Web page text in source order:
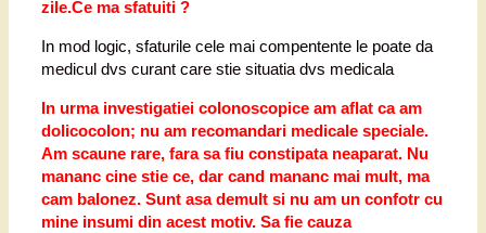
zile.Ce ma sfatuiti ?
In mod logic, sfaturile cele mai compentente le poate da
medicul dvs curant care stie situatia dvs medicala
In urma investigatiei colonoscopice am aflat ca am
dolicocolon; nu am recomandari medicale speciale.
Am scaune rare, fara sa fiu constipata neaparat. Nu
mananc cine stie ce, dar cand mananc mai mult, ma
cam balonez. Sunt asa demult si nu am un confotr cu
mine insumi din acest motiv. Sa fie cauza